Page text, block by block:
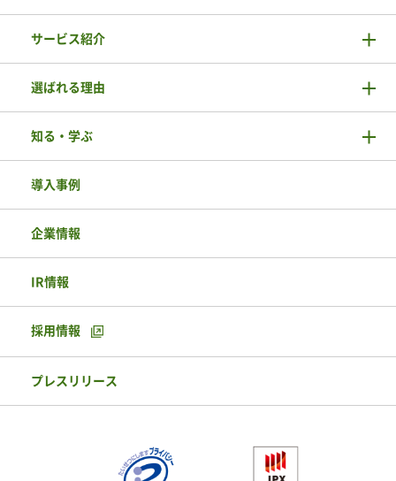
サービス紹介
選ばれる理由
知る・学ぶ
導入事例
企業情報
IR情報
採用情報
プレスリリース